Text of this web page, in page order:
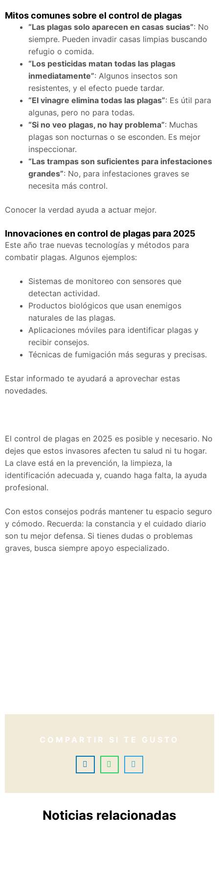
Mitos comunes sobre el control de plagas
“Las plagas solo aparecen en casas sucias”: No
siempre. Pueden invadir casas limpias buscando
refugio o comida.
“Los pesticidas matan todas las plagas
inmediatamente”: Algunos insectos son
resistentes, y el efecto puede tardar.
“El vinagre elimina todas las plagas”: Es útil para
algunas, pero no para todas.
“Si no veo plagas, no hay problema”: Muchas
plagas son nocturnas o se esconden. Es mejor
inspeccionar.
“Las trampas son suficientes para infestaciones
grandes”: No, para infestaciones graves se
necesita más control.
Conocer la verdad ayuda a actuar mejor.
Innovaciones en control de plagas para 2025
Este año trae nuevas tecnologías y métodos para
combatir plagas. Algunos ejemplos:
Sistemas de monitoreo con sensores que
detectan actividad.
Productos biológicos que usan enemigos
naturales de las plagas.
Aplicaciones móviles para identificar plagas y
recibir consejos.
Técnicas de fumigación más seguras y precisas.
Estar informado te ayudará a aprovechar estas
novedades.
El control de plagas en 2025 es posible y necesario. No
dejes que estos invasores afecten tu salud ni tu hogar.
La clave está en la prevención, la limpieza, la
identificación adecuada y, cuando haga falta, la ayuda
profesional.
Con estos consejos podrás mantener tu espacio seguro
y cómodo. Recuerda: la constancia y el cuidado diario
son tu mejor defensa. Si tienes dudas o problemas
graves, busca siempre apoyo especializado.
COMPARTIR SI TE GUSTO
Noticias relacionadas